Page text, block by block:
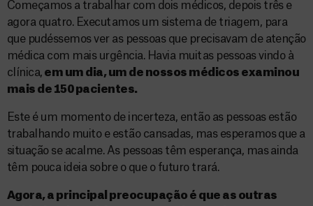
Começamos a trabalhar com dois médicos, depois três e
agora quatro. Executamos um sistema de triagem, para
que pudéssemos ver as pessoas que precisavam de atenção
médica com mais urgência. Havia muitas pessoas vindo à
clínica, em um dia, um de nossos médicos examinou
mais de 150 pacientes.
Este é um momento de incerteza, então as pessoas estão
trabalhando muito e estão cansadas, mas esperamos que a
situação se acalme. As pessoas têm esperança, mas ainda
têm pouca ideia sobre o que o futuro trará.
Agora, a principal preocupação é que as outras